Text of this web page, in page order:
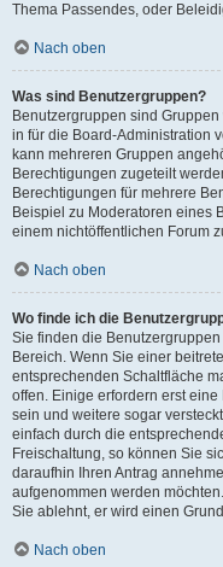
Thema Passendes, oder
Nach oben
Was sind Benutzergruppen?
Benutzergruppen sind
in für die Board-Administration
kann mehreren Gruppen
Berechtigungen zugeteilt
Berechtigungen für mehrere
Beispiel zu Moderatoren eines
einem nichtöffentlichen Forum
Nach oben
Wo finde ich die
Sie finden die
Bereich. Wenn Sie einer
entsprechenden Schaltfläche
offen. Einige erfordern erst
sein und weitere sogar
einfach durch die
Freischaltung, so können Sie
daraufhin Ihren Antrag
aufgenommen werden
Sie ablehnt, er wird einen
Nach oben